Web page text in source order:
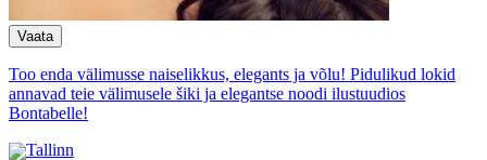
Too enda välimusse naiselikkus, elegants ja võlu! Pidulikud lokid
annavad teie välimusele šiki ja elegantse noodi ilustuudios
Bontabelle!
Tallinn